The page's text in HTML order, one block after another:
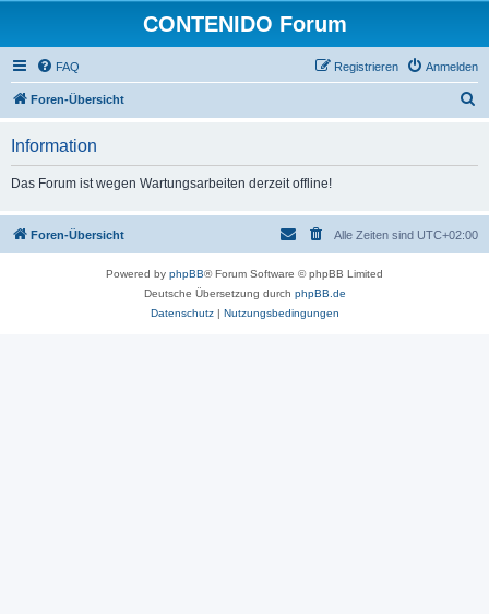
CONTENIDO Forum
FAQ Anmelden
Registrieren
Foren-Übersicht
Information
Das Forum ist wegen Wartungsarbeiten derzeit offline!
Foren-Übersicht Alle Zeiten sind UTC+02:00
Powered by phpBB® Forum Software © phpBB Limited
Deutsche Übersetzung durch phpBB.de
Datenschutz| Nutzungsbedingungen